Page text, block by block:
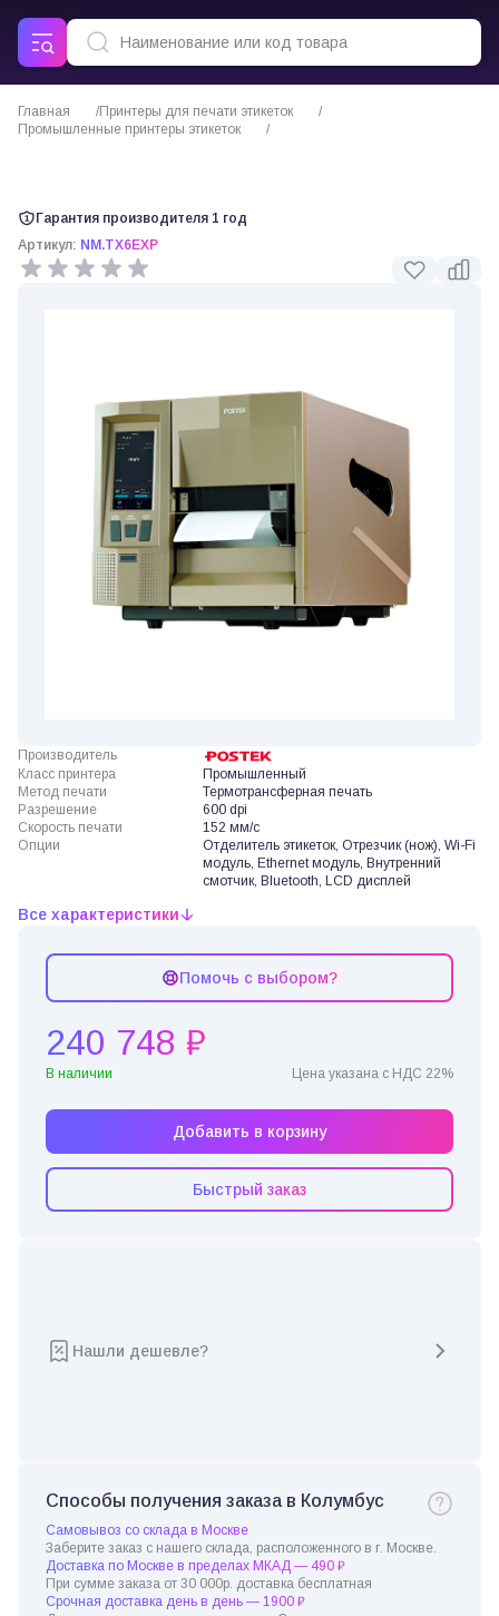
Главная
Принтеры для печати этикеток
Промышленные принтеры этикеток
Гарантия производителя 1 год
Артикул: NM.TX6EXP
Производитель
Класс принтера
Промышленный
Метод печати
Термотрансферная печать
Разрешение
600 dpi
Скорость печати
152 мм/с
Опции
Отделитель этикеток, Отрезчик (нож), Wi-Fi
модуль, Ethernet модуль, Внутренний
смотчик, Bluetooth, LCD дисплей
Все характеристики
Помочь с выбором?
240 748 ₽
В наличии Цена указана с НДС 22%
Добавить в корзину
Быстрый заказ
Нашли дешевле?
Способы получения заказа в Колумбус
Самовывоз со склада в Москве
Заберите заказ с нашего склада, расположенного в г. Москве.
Доставка по Москве в пределах МКАД — 490 ₽
При сумме заказа от 30 000р. доставка бесплатная
Срочная доставка день в день — 1900 ₽